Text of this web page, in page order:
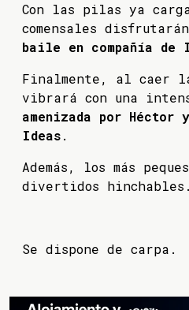
Con las pilas ya
comensales
baile en compañía de
Finalmente, al caer
vibrará con una
amenizada por Héctor
Ideas.
Además, los más
divertidos hinchables.
Se dispone de carpa.